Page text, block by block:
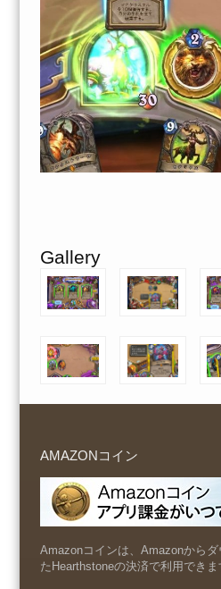
Gallery
AMAZONコイン
Amazonコインは、Amazonからダ
たHearthstoneの決済で利用できま